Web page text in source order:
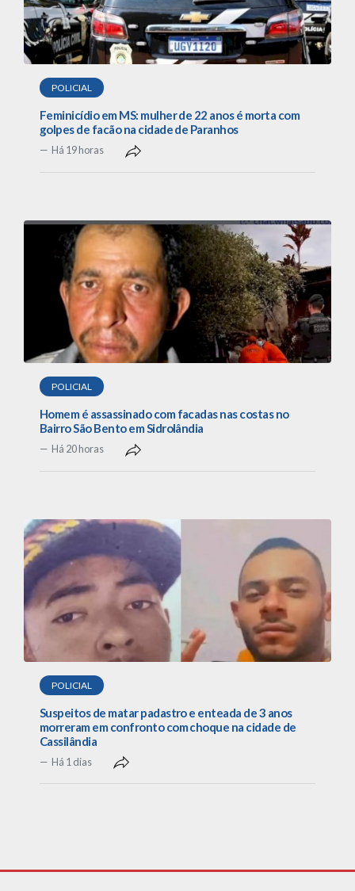
POLICIAL
Feminicídio em MS: mulher de 22 anos é morta com
golpes de facão na cidade de Paranhos
Há 19 horas
POLICIAL
Homem é assassinado com facadas nas costas no
Bairro São Bento em Sidrolândia
Há 20 horas
POLICIAL
Suspeitos de matar padastro e enteada de 3 anos
morreram em confronto com choque na cidade de
Cassilândia
Há 1 dias